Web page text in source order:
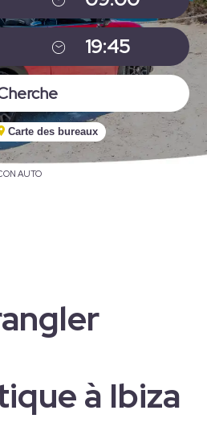
AUTO
Carte des bureaux
à Ibiza